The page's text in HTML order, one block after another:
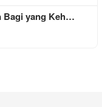
Bagi yang Keh…